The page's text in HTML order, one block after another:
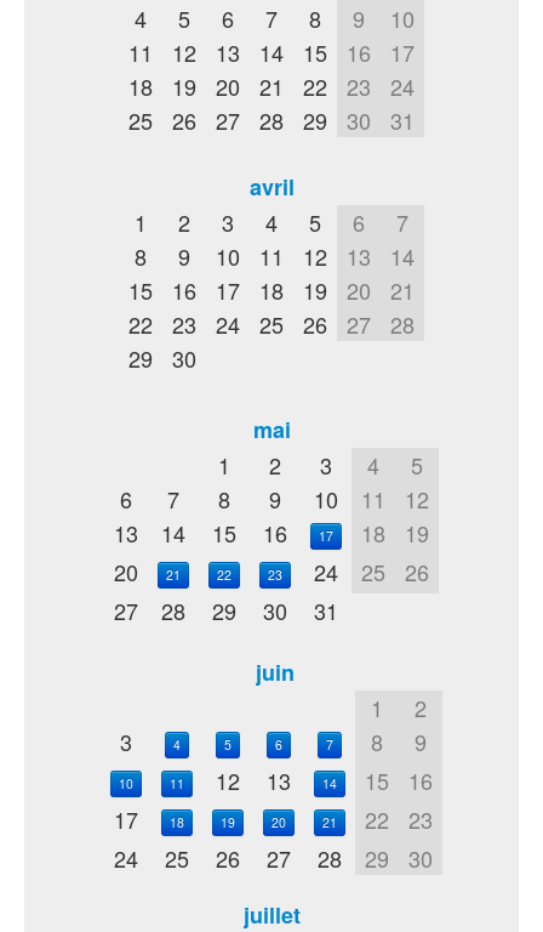
4
5 6 7 8 9
10
11
12 13 14 15 16
17
18
19 20 21 22 23
24
25
26 27 28 29 30 31
avril
1
2 3 4 5 6
7
8
9 10 11 12 13
14
15
16 17 18 19 20
21
22
23 24 25 26 27
28
29
30
mai
1
2 3 4
5
6
7 8 9 10 11
12
13
14 15 16 17 18
19
20
21 22 23 24 25
26
27
28 29 30
31
juin
1
2
3
4 5 6 7 8 9
10 11 12 13 14 15
16
17
18 19 20 21 22
23
24
25 26 27 28 29
30
juillet